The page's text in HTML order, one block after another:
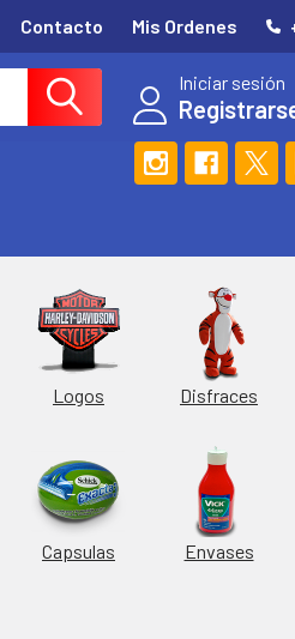
Contacto Mis Ordenes
Iniciar sesión
Logos Disfraces
Capsulas Envases